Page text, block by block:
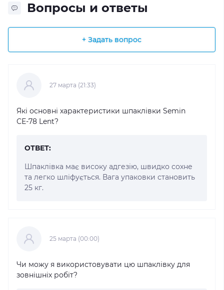
Вопросы и ответы
+ Задать вопрос
27 марта (21:33)
Які основні характеристики шпаклівки Semin
СЕ-78 Lent?
ОТВЕТ:
Шпаклівка має високу адгезію, швидко сохне
та легко шліфується. Вага упаковки становить
25 кг.
25 марта (00:00)
Чи можу я використовувати цю шпаклівку для
зовнішніх робіт?